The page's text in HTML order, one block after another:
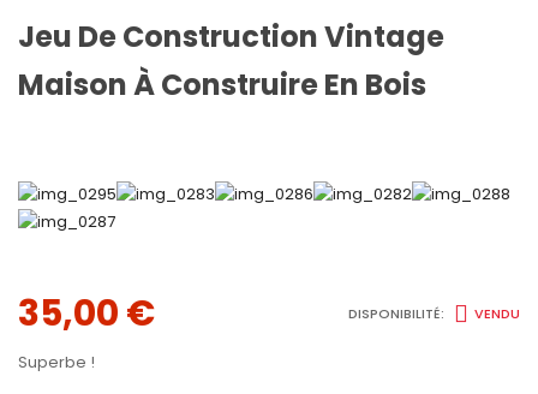
Jeu De Construction Vintage
Maison À Construire En Bois
35,00€ DISPONIBILITÉ: VENDU
Superbe !